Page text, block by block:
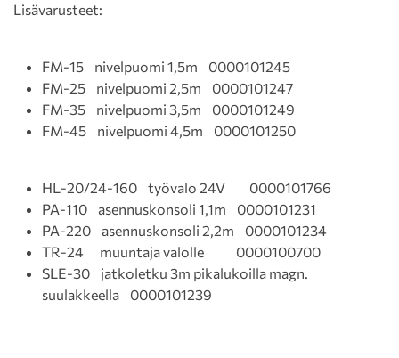
Lisävarusteet:
FM-15 nivelpuomi 1,5m 0000101245
FM-25 nivelpuomi 2,5m 0000101247
FM-35 nivelpuomi 3,5m 0000101249
FM-45 nivelpuomi 4,5m 0000101250
HL-20/24-160 työvalo 24V 0000101766
PA-110 asennuskonsoli 1,1m 0000101231
PA-220 asennuskonsoli 2,2m 0000101234
TR-24 muuntaja valolle 0000100700
SLE-30 jatkoletku 3m pikalukoilla magn.
suulakkeella 0000101239